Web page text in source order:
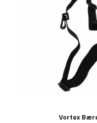
Vortex